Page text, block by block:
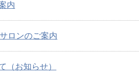
内
ロンのご案内
（お知らせ）